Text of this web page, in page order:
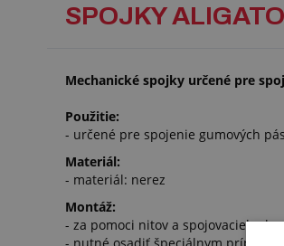
SPOJKY
Mechanické spojky určené pre
Použitie:
- určené pre spojenie gumových
Materiál:
- materiál: nerez
Montáž:
- za pomoci nitov a spojovacieho